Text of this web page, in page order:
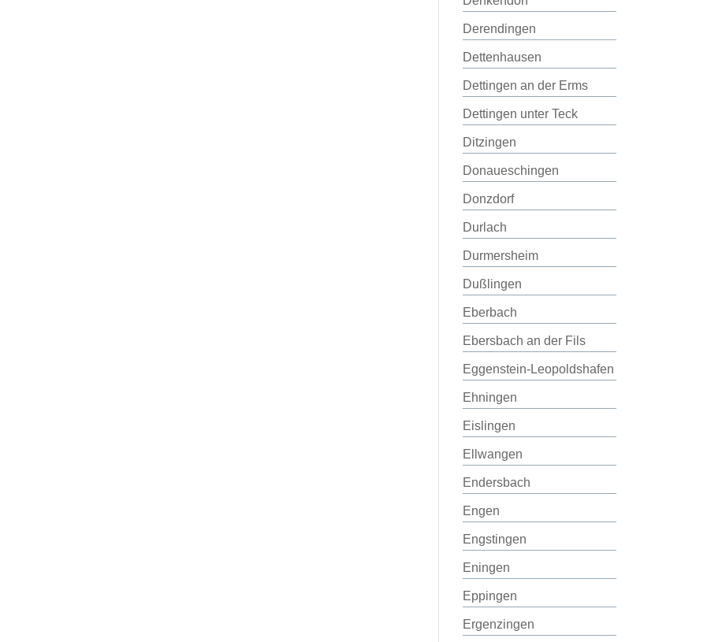
Derendingen
Dettenhausen
Dettingen an der Erms
Dettingen unter Teck
Ditzingen
Donaueschingen
Donzdorf
Durlach
Durmersheim
Dußlingen
Eberbach
Ebersbach an der Fils
Eggenstein-Leopoldshafen
Ehningen
Eislingen
Ellwangen
Endersbach
Engen
Engstingen
Eningen
Eppingen
Ergenzingen